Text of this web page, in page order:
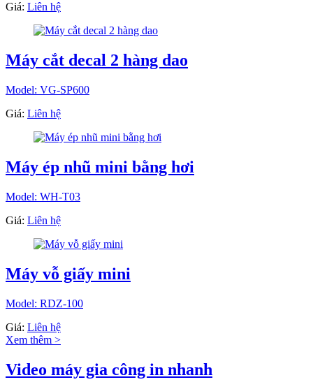
Giá: Liên hệ
Máy cắt decal 2 hàng dao
Model: VG-SP600
Giá: Liên hệ
Máy ép nhũ mini bằng hơi
Model: WH-T03
Giá: Liên hệ
Máy vỗ giấy mini
Model: RDZ-100
Giá: Liên hệ
Xem thêm >
Video máy gia công in nhanh